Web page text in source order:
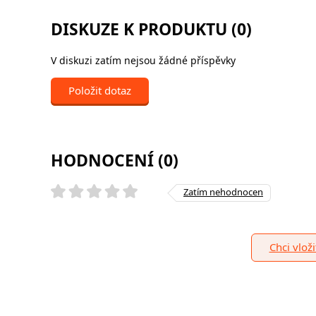
DISKUZE K PRODUKTU (0)
V diskuzi zatím nejsou žádné příspěvky
Položit dotaz
HODNOCENÍ (0)
Zatím nehodnocen
Chci